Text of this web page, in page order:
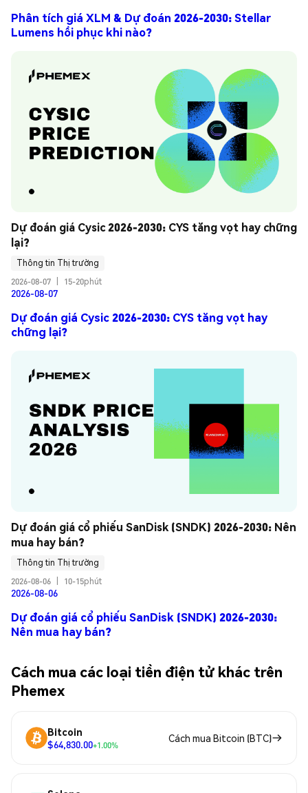
Phân tích giá XLM & Dự đoán 2026-2030: Stellar
Lumens hồi phục khi nào?
Dự đoán giá Cysic 2026-2030: CYS tăng vọt hay chững
lại?
Thông tin Thị trường
2026-08-07
15-20phút
2026-08-07
Dự đoán giá Cysic 2026-2030: CYS tăng vọt hay
chững lại?
Dự đoán giá cổ phiếu SanDisk (SNDK) 2026-2030: Nên
mua hay bán?
Thông tin Thị trường
2026-08-06
10-15phút
2026-08-06
Dự đoán giá cổ phiếu SanDisk (SNDK) 2026-2030:
Nên mua hay bán?
Cách mua các loại tiền điện tử khác trên
Phemex
Bitcoin
$64,830.00+1.00%
Cách mua Bitcoin (BTC)